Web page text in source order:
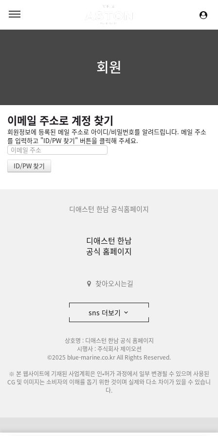
회원
이메일 주소로 계정 찾기
회원정보에 등록된 메일 주소로 아이디/비밀번호를 알려드립니다. 메일 주소
를 입력하고 "ID/PW 찾기" 버튼을 클릭해 주세요.
디애스턴 한남 공식홈페이지
디애스턴 한남
공식 홈페이지
찾아오시는길
sns 더보기
상호명 : 디애스턴 한남 공식 홈페이지
시행사 : 주식회사 제이오션
©2025 blue-marine.co.kr All Rights Reserved.
※ 본 웹사이트에 기재된 사업계획은 인•허가 과정에서 일부 변경될 수 있으며 사용된
CG 및 이미지는 소비자의 이해를 돕기 위한 것이며 실제와 다소 차이가 있을 수 있습니
다.